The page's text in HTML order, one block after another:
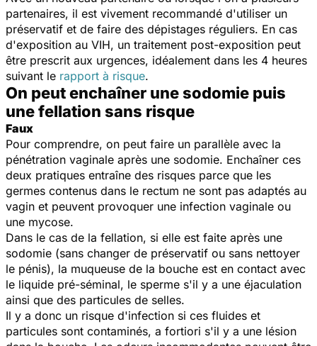
partenaires, il est vivement recommandé d'utiliser un
préservatif et de faire des dépistages réguliers. En cas
d'exposition au VIH, un traitement post-exposition peut
être prescrit aux urgences, idéalement dans les 4 heures
suivant le rapport à risque.
On peut enchaîner une sodomie puis
une fellation sans risque
Faux
Pour comprendre, on peut faire un parallèle avec la
pénétration vaginale après une sodomie. Enchaîner ces
deux pratiques entraîne des risques parce que les
germes contenus dans le rectum ne sont pas adaptés au
vagin et peuvent provoquer une infection vaginale ou
une mycose.
Dans le cas de la fellation, si elle est faite après une
sodomie (sans changer de préservatif ou sans nettoyer
le pénis), la muqueuse de la bouche est en contact avec
le liquide pré-séminal, le sperme s'il y a une éjaculation
ainsi que des particules de selles.
Il y a donc un risque d'infection si ces fluides et
particules sont contaminés, a fortiori s'il y a une lésion